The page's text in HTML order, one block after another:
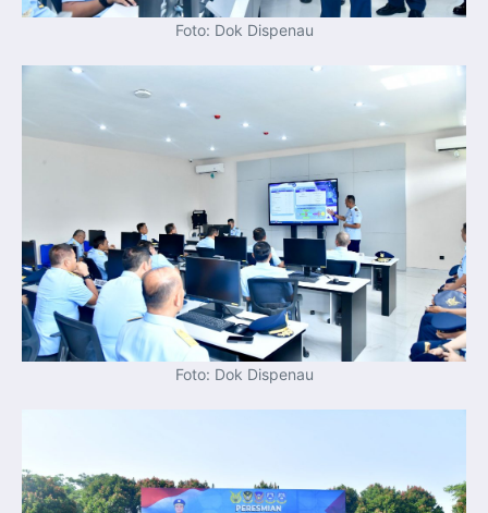
Foto: Dok Dispenau
Foto: Dok Dispenau